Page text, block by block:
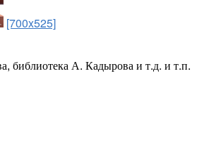
[700x525]
библиотека А. Кадырова и т.д. и т.п.